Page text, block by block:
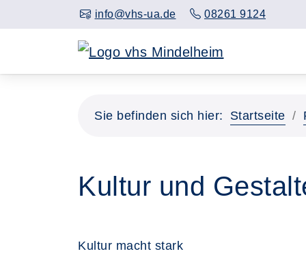
info@vhs-ua.de 08261 9124
Sie befinden sich hier: Startseite
Kultur und
Kultur macht stark